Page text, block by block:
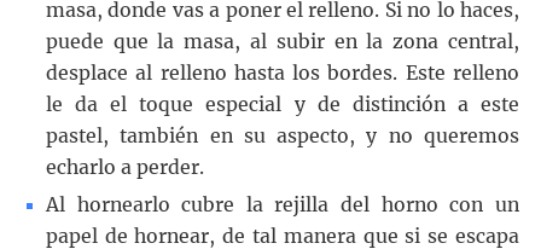
masa, donde vas a poner el relleno. Si no lo haces,
puede que la masa, al subir en la zona central,
desplace al relleno hasta los bordes. Este relleno
le da el toque especial y de distinción a este
pastel, también en su aspecto, y no queremos
echarlo a perder.
Al hornearlo cubre la rejilla del horno con un
papel de hornear, de tal manera que si se escapa